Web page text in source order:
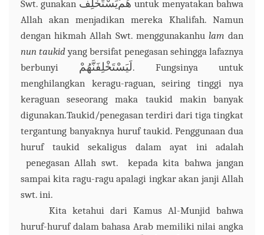
Swt. gunakan يَسْتَخْلِفهُم untuk menyatakan bahwa
Allah akan menjadikan mereka Khalifah. Namun
dengan hikmah Allah Swt. menggunakanhu lam dan
nun taukidyang bersifat penegasan sehingga lafaznya
berbunyi لَيَسْتَخْلِفَنَّهُمْ. Fungsinya untuk
menghilangkan keragu-raguan, seiring tinggi nya
keraguan seseorang maka taukid makin banyak
digunakan.Taukid/penegasan terdiri dari tiga tingkat
tergantung banyaknya huruf taukid. Penggunaan dua
huruf taukid sekaligus dalam ayat ini adalah
penegasan Allah swt.
kepada kita bahwa jangan
sampai kita ragu-ragu apalagi ingkar akan janji Allah
swt. ini.
Kita ketahui dari Kamus Al-Munjid bahwa
huruf-huruf dalam bahasa Arab memiliki nilai angka